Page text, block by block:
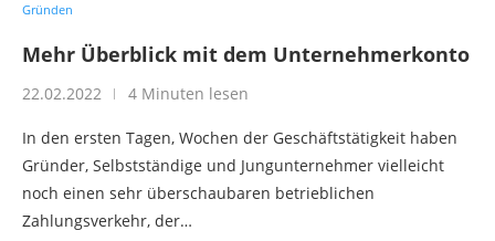
Gründen
Mehr Überblick mit dem Unternehmerkonto
22.02.2022 4 Minuten lesen
In den ersten Tagen, Wochen der Geschäftstätigkeit haben
Gründer, Selbstständige und Jungunternehmer vielleicht
noch einen sehr überschaubaren betrieblichen
Zahlungsverkehr, der…